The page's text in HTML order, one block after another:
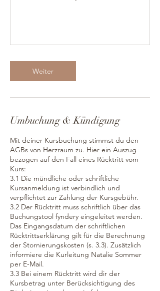
Weiter
Umbuchung & Kündigung
Mit deiner Kursbuchung stimmst du den
AGBs von Herzraum zu. Hier ein Auszug
bezogen auf den Fall eines Rücktritt vom
Kurs:
3.1 Die mündliche oder schriftliche
Kursanmeldung ist verbindlich und
verpflichtet zur Zahlung der Kursgebühr.
3.2 Der Rücktritt muss schriftlich über das
Buchungstool fyndery eingeleitet werden.
Das Eingangsdatum der schriftlichen
Rücktrittserklärung gilt für die Berechnung
der Stornierungskosten (s. 3.3). Zusätzlich
informiere die Kurleitung Natalie Sommer
per E-Mail.
3.3 Bei einem Rücktritt wird dir der
Kursbetrag unter Berücksichtigung des